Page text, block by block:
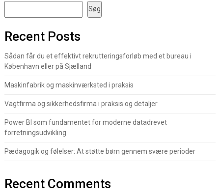
Søg
Recent Posts
Sådan får du et effektivt rekrutteringsforløb med et bureau i
København eller på Sjælland
Maskinfabrik og maskinværksted i praksis
Vagtfirma og sikkerhedsfirma i praksis og detaljer
Power BI som fundamentet for moderne datadrevet
forretningsudvikling
Pædagogik og følelser: At støtte børn gennem svære perioder
Recent Comments